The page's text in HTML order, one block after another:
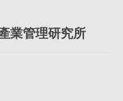
業管理研究所